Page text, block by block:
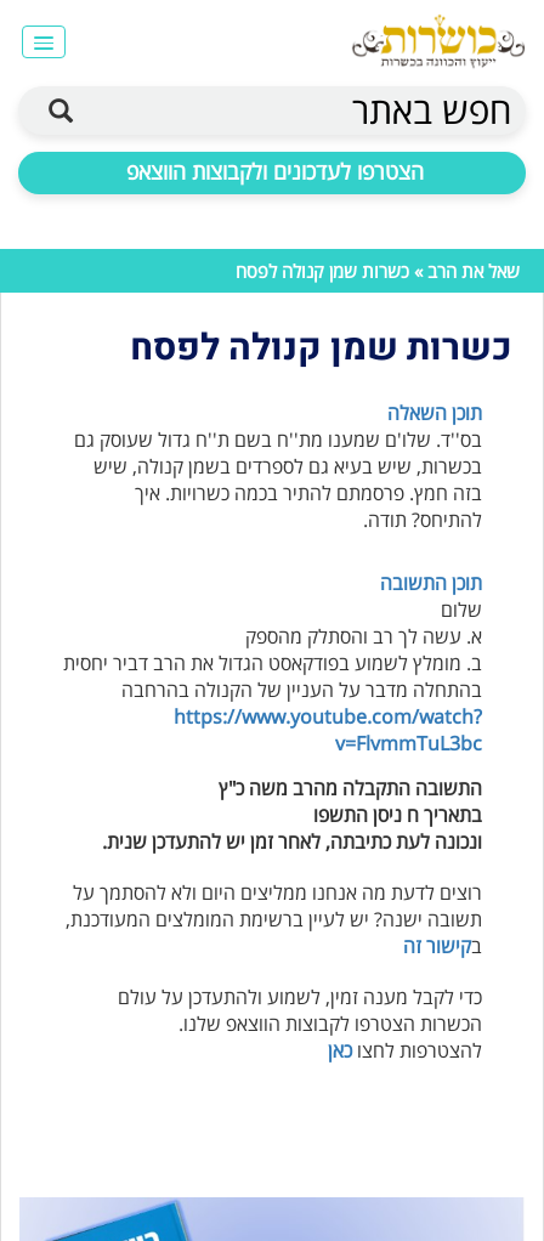
חפש באתר
הצטרפו לעדכונים ולקבוצות הווצאפ
שאל את הרב» כשרות שמן קנולה לפסח
כשרות שמן קנולה לפסח
תוכן השאלה
בס''ד. שלו'ם שמענו מת''ח בשם ת''ח גדול שעוסק גם
בכשרות, שיש בעיא גם לספרדים בשמן קנולה, שיש
בזה חמץ. פרסמתם להתיר בכמה כשרויות. איך
להתיחס? תודה.
תוכן התשובה
שלום
א. עשה לך רב והסתלק מהספק
ב. מומלץ לשמוע בפודקאסט הגדול את הרב דביר יחסית
בהתחלה מדבר על העניין של הקנולה בהרחבה
https://www.youtube.com/watch?
v=FlvmmTuL3bc
התשובה התקבלה מהרב משה כ"ץ
בתאריך ח ניסן התשפו
ונכונה לעת כתיבתה, לאחר זמן יש להתעדכן שנית.
רוצים לדעת מה אנחנו ממליצים היום ולא להסתמך על
תשובה ישנה? יש לעיין ברשימת המומלצים המעודכנת,
בקישור זה
כדי לקבל מענה זמין, לשמוע ולהתעדכן על עולם
הכשרות הצטרפו לקבוצות הווצאפ שלנו.
להצטרפות לחצוכאן